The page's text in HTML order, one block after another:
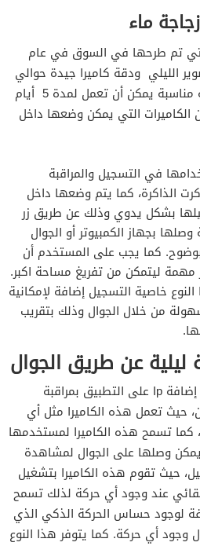
ماء
تم طرحها في السوق في عام
الليلي ودقة كاميرا جيدة حوالي
3 ميجا بكسل، إضافة لبطارية مناسبة يمكن أن تعمل لمدة 5 أيام
الكاميرات التي يمكن وضعها داخل
في التسجيل والمراقبة
الذاكرة، كما يتم وضعها داخل
بشكل يدوي وذلك عن طريق زر
بجهاز الكمبيوتر أو الجوال
كما يجب على المستخدم أن
مهمة ليتمكن من تفريغ مساحة اكبر.
خاصية التسجيل إضافة لإمكانية
من خلال الجوال وذلك بتقريب
ليلية عن طريق الجوال
تسمح هذه الكاميرا بواسطة إضافة Ip على التطبيق بمراقبة
حيث تعمل هذه الكاميرا مثل أي
كما تسمح هذه الكاميرا لمستخدمها
يمكن وصلها على الجوال لمشاهدة
حيث تقوم هذه الكاميرا بتشغيل
عند وجود أي حركة لذلك تسمح
لوجود حساس الحركة الذكي الذي
وجود أي حركة. كما يتوفر هذا النوع